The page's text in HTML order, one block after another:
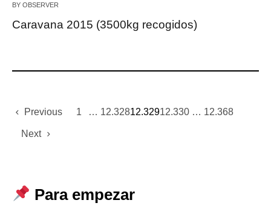
BY OBSERVER
Caravana 2015 (3500kg recogidos)
Previous 1 … 12.32812.32912.330 … 12.368
Next
Para empezar